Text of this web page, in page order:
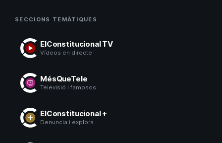
SECCIONS TEMÀTIQUES
ElConstitucional TV
Vídeos en directe
MésQueTele
Televisió i famosos
ElConstitucional +
Denuncia i explora